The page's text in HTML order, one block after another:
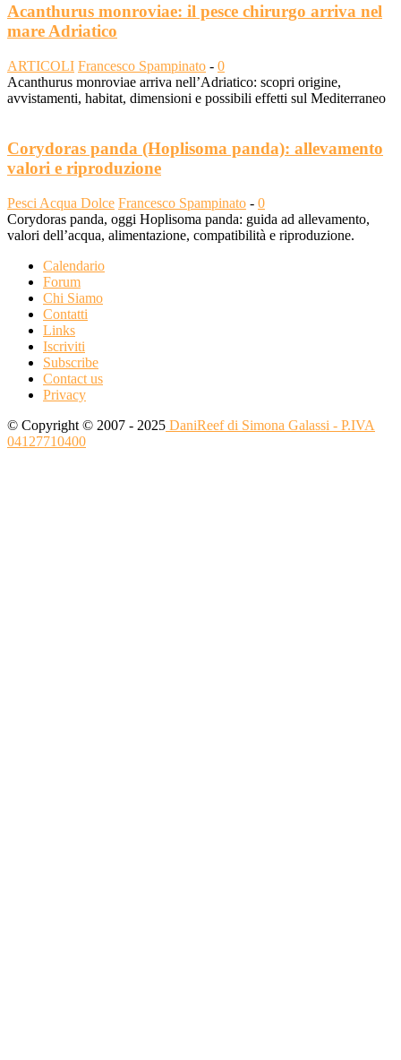
Acanthurus monroviae: il pesce chirurgo arriva nel
mare Adriatico
ARTICOLI Francesco Spampinato - 0
Acanthurus monroviae arriva nell’Adriatico: scopri origine,
avvistamenti, habitat, dimensioni e possibili effetti sul Mediterraneo
Corydoras panda (Hoplisoma panda): allevamento
valori e riproduzione
Pesci Acqua Dolce Francesco Spampinato - 0
Corydoras panda, oggi Hoplisoma panda: guida ad allevamento,
valori dell’acqua, alimentazione, compatibilità e riproduzione.
Calendario
Forum
Chi Siamo
Contatti
Links
Iscriviti
Subscribe
Contact us
Privacy
© Copyright © 2007 - 2025 DaniReef di Simona Galassi - P.IVA
04127710400